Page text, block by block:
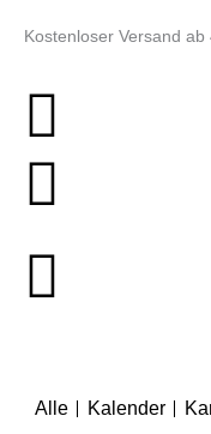
InhaltKostenloser Versand
Alle Kalender